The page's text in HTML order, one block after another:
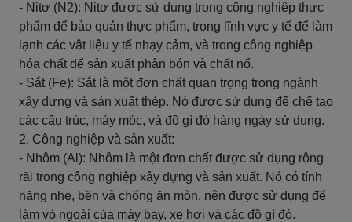
- Nitơ (N2): Nitơ được sử dụng trong công nghiệp thực
phẩm để bảo quản thực phẩm, trong lĩnh vực y tế để làm
lạnh các vật liệu y tế nhạy cảm, và trong công nghiệp
hóa chất để sản xuất phân bón và chất nổ.
- Sắt (Fe): Sắt là một đơn chất quan trọng trong ngành
xây dựng và sản xuất thép. Nó được sử dụng để chế tạo
các cấu trúc, máy móc, và đồ gì đó hàng ngày sử dụng.
2. Công nghiệp và sản xuất:
- Nhôm (Al): Nhôm là một đơn chất được sử dụng rộng
rãi trong công nghiệp xây dựng và sản xuất. Nó có tính
năng nhẹ, bền và chống ăn mòn, nên được sử dụng để
làm vỏ ngoài của máy bay, xe hơi và các đồ gì đó.